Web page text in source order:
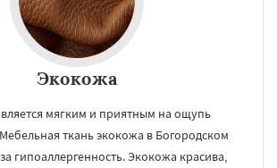
Экокожа
мягким и приятным на ощупь
ткань экокожа в Богородском
гипоаллергенность. Экокожа красива,